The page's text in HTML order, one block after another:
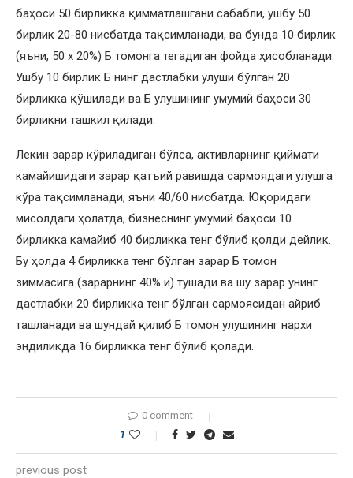
баҳоси 50 бирликка қимматлашгани сабабли, ушбу 50
бирлик 20-80 нисбатда тақсимланади, ва бунда 10 бирлик
(яъни, 50 х 20%) Б томонга тегадиган фойда ҳисобланади.
Ушбу 10 бирлик Б нинг дастлабки улуши бўлган 20
бирликка қўшилади ва Б улушининг умумий баҳоси 30
бирликни ташкил қилади.
Лекин зарар кўриладиган бўлса, активларнинг қиймати
камайишидаги зарар қатъий равишда сармоядаги улушга
кўра тақсимланади, яъни 40/60 нисбатда. Юқоридаги
мисолдаги ҳолатда, бизнеснинг умумий баҳоси 10
бирликка камайиб 40 бирликка тенг бўлиб қолди дейлик.
Бу ҳолда 4 бирликка тенг бўлган зарар Б томон
зиммасига (зарарнинг 40% и) тушади ва шу зарар унинг
дастлабки 20 бирликка тенг бўлган сармоясидан айриб
ташланади ва шундай қилиб Б томон улушининг нархи
эндиликда 16 бирликка тенг бўлиб қолади.
0 comment
1
previous post